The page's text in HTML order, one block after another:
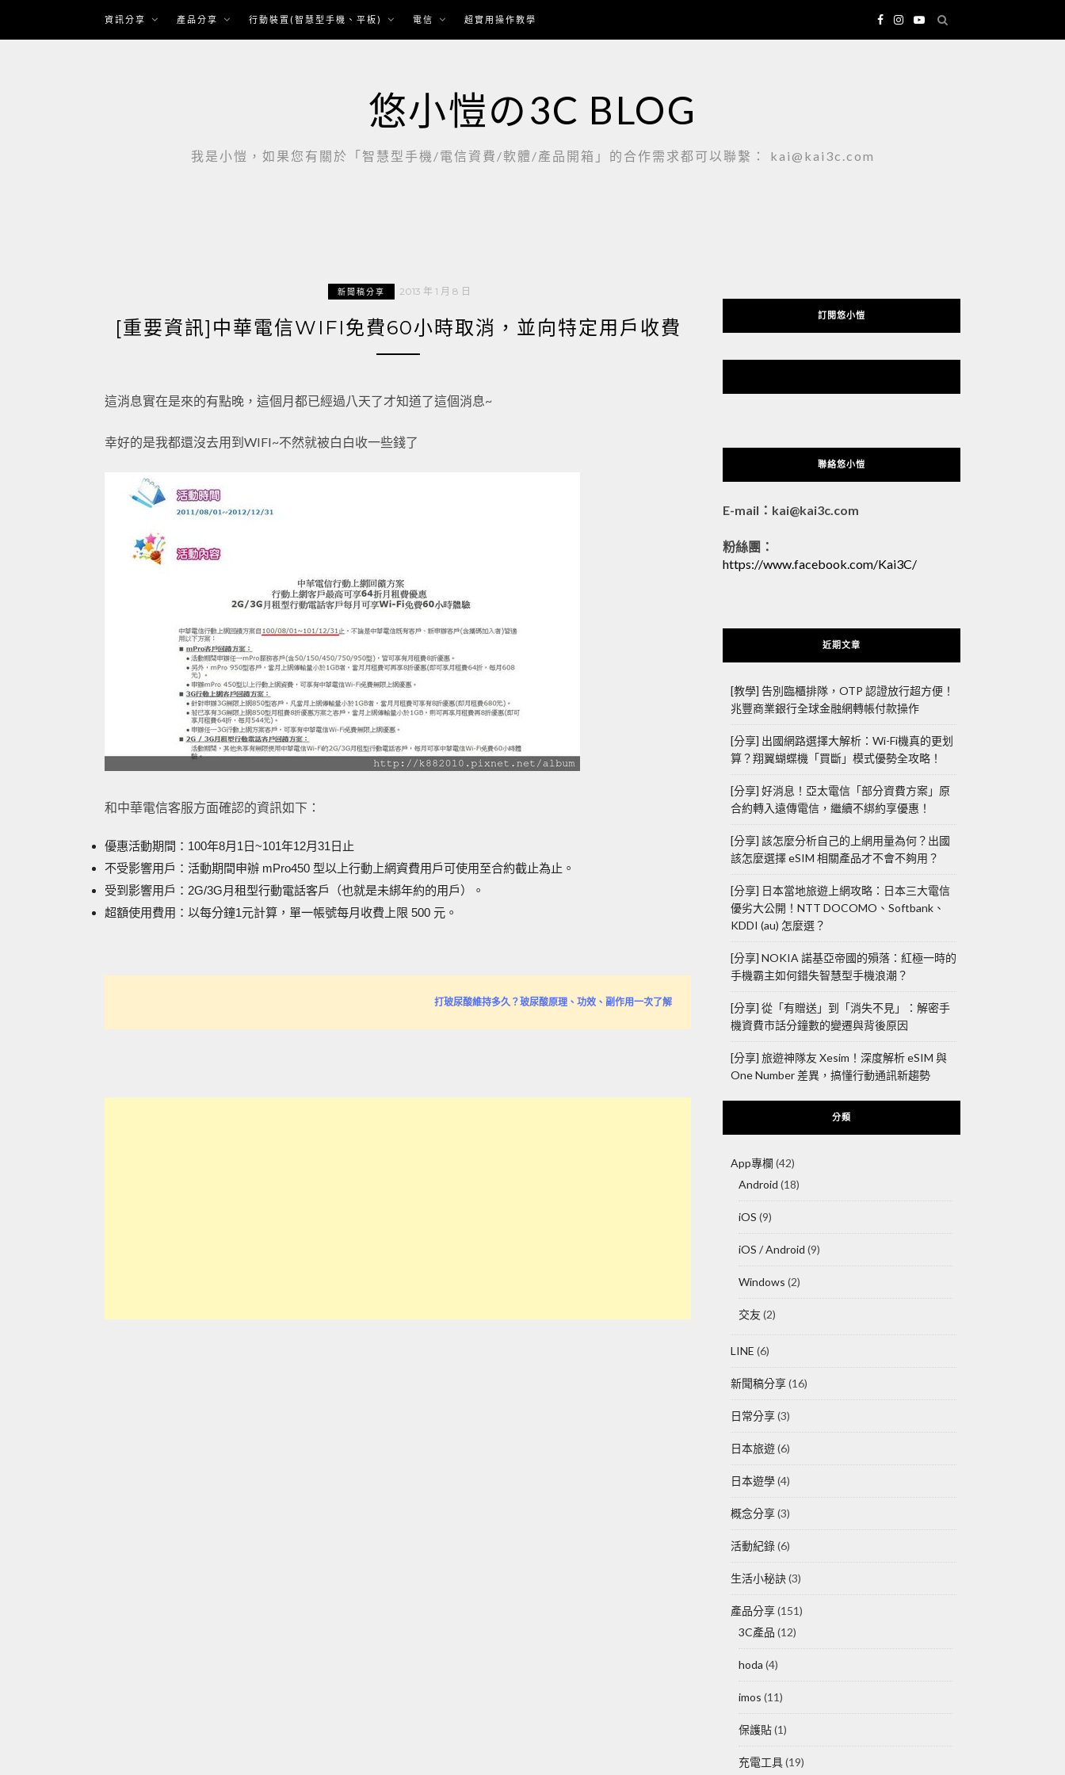
content
資訊分享 產品分享 行動裝置(智慧型手機、平板) 電信 超實用操作教學
悠小愷の3C BLOG
我是小愷，如果您有關於「智慧型手機/電信資費/軟體/產品開箱」的合作需求都可以聯繫： kai@kai3c.com
新聞稿分享 2013 年 1 月 8 日
[重要資訊]中華電信WIFI免費60小時取消，並向特定用戶收費
這消息實在是來的有點晚，這個月都已經過八天了才知道了這個消息~
幸好的是我都還沒去用到WIFI~不然就被白白收一些錢了
和中華電信客服方面確認的資訊如下：
優惠活動期間：100年8月1日~101年12月31日止
不受影響用戶：活動期間申辦 mPro450 型以上行動上網資費用戶可使用至合約截止為止。
受到影響用戶：2G/3G月租型行動電話客戶（也就是未綁年約的用戶）。
超額使用費用：以每分鐘1元計算，單一帳號每月收費上限 500 元。
打玻尿酸維持多久？玻尿酸原理、功效、副作用一次了解
訂閱悠小愷
聯絡悠小愷
E-mail：kai@kai3c.com
粉絲團：
https://www.facebook.com/Kai3C/
近期文章
[教學] 告別臨櫃排隊，OTP 認證放行超方便！
兆豐商業銀行全球金融網轉帳付款操作
[分享] 出國網路選擇大解析：Wi-Fi機真的更划
算？翔翼蝴蝶機「買斷」模式優勢全攻略！
[分享] 好消息！亞太電信「部分資費方案」原
合約轉入遠傳電信，繼續不綁約享優惠！
[分享] 該怎麼分析自己的上網用量為何？出國
該怎麼選擇 eSIM 相關產品才不會不夠用？
[分享] 日本當地旅遊上網攻略：日本三大電信
優劣大公開！NTT DOCOMO、Softbank、
KDDI (au) 怎麼選？
[分享] NOKIA 諾基亞帝國的殞落：紅極一時的
手機霸主如何錯失智慧型手機浪潮？
[分享] 從「有贈送」到「消失不見」：解密手
機資費市話分鐘數的變遷與背後原因
[分享] 旅遊神隊友 Xesim！深度解析 eSIM 與
One Number 差異，搞懂行動通訊新趨勢
分類
App專欄 (42)
Android (18)
iOS (9)
iOS / Android (9)
Windows (2)
交友 (2)
LINE (6)
新聞稿分享(16)
日常分享(3)
日本旅遊(6)
日本遊學(4)
概念分享(3)
活動紀錄(6)
生活小秘訣(3)
產品分享(151)
3C產品 (12)
hoda (4)
imos (11)
保護貼(1)
充電工具(19)